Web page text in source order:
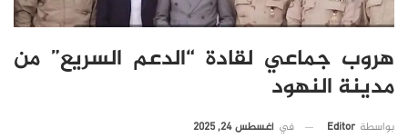
هروب جماعي لقادة “الدعم السريع” من
مدينة النهود
بواسطة Editor في أغسطس 24, 2025